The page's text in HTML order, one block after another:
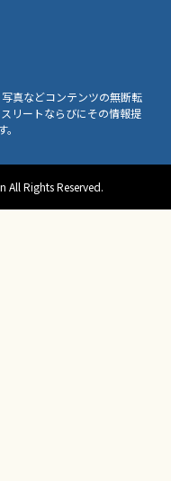
真などコンテンツの無断転
リートならびにその情報提
Rights Reserved.